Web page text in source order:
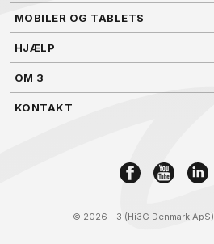
MOBILER OG TABLETS
HJÆLP
OM 3
KONTAKT
© 2026 - 3 (Hi3G Denmark ApS)